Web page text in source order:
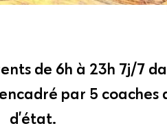
de 6h à 23h 7j/7
par 5 coaches
d’état.